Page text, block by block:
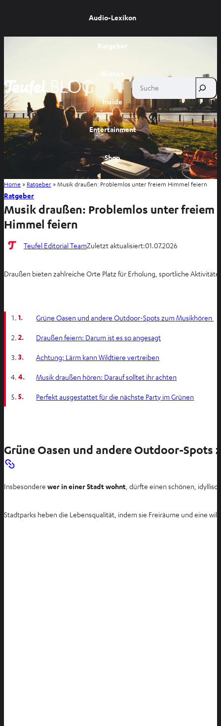
Audio-Lexikon
Ratgeber
Wissen
Inside
Entertainment
Shop
Suche
Home » Ratgeber »Musik draußen: Problemlos unter freiem Himmel feiern
Ratgeber
Musik draußen: Problemlos unter freiem
Himmel feiern
Teufel Editorial TeamZuletzt aktualisiert:01.07.2026
Draußen bieten zahlreiche Orte Platz für Erholung, sportliche
1. Grüne Oasen und andere Outdoor-Spots zum Musikhören
2. Draußen feiern: Darum ist es so angesagt
3. Achtung: Lärm kann Wildtiere vertreiben
4. Musik draußen hören: Darauf solltet ihr achten
5. Perfekt ausgestattet für die nächste Party im Grünen
Grüne Oasen und andere Outdoor-Spots
Insbesondere wer in einer Stadt wohnt , dürfte einen schönen,
Stadtparks heben die Lebensqualität, indem sie Freiräume und eine